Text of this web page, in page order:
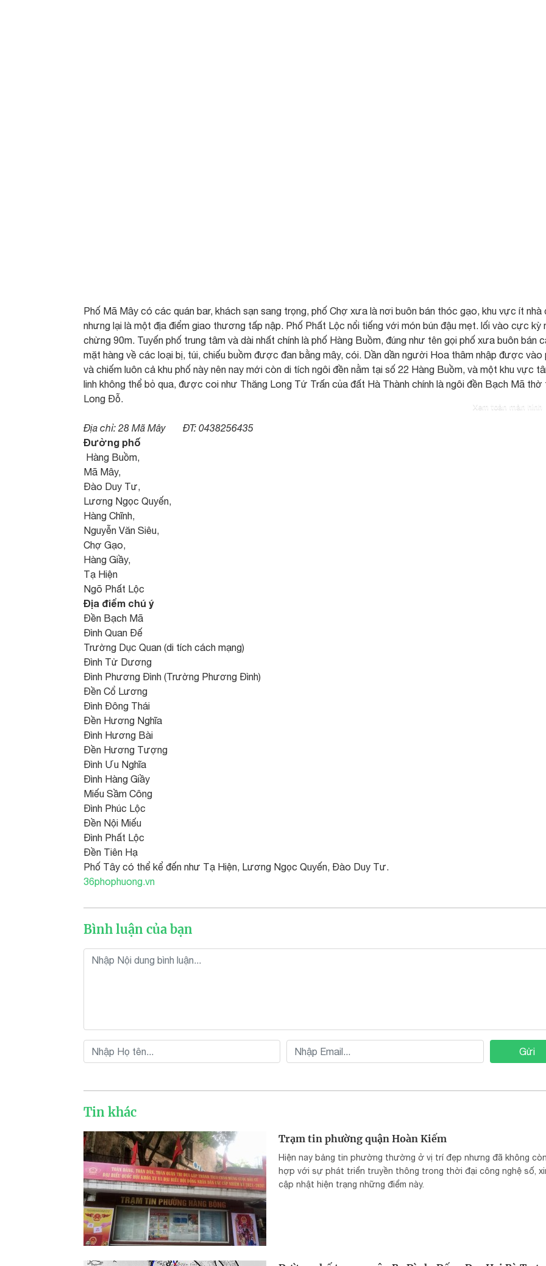
Phố Mã Mây có các quán bar, khách sạn sang trọng, phố Chợ xưa là nơi buôn bán thóc gạo, khu vực ít nhà
nhưng lại là một địa điểm giao thương tấp nập. Phố Phất Lộc nổi tiếng với món bún đậu mẹt. lối vào cực kỳ
chừng 90m. Tuyến phố trung tâm và dài nhất chính là phố Hàng Buồm, đúng như tên gọi phố xưa buôn bán
mặt hàng về các loại bị, túi, chiếu buồm được đan bằng mây, cói. Dần dần người Hoa thâm nhập được vào
và chiếm luôn cả khu phố này nên nay mới còn di tích ngôi đền nằm tại số 22 Hàng Buồm, và một khu vực
linh không thể bỏ qua, được coi như Thăng Long Tứ Trấn của đất Hà Thành chính là ngôi đền Bạch Mã thờ
Long Đỗ.
Xem toàn màn hình
Địa chỉ: 28 Mã Mây ĐT: 0438256435
Đường phố
Hàng Buồm,
Mã Mây,
Đào Duy Tư,
Lương Ngọc Quyến,
Hàng Chĩnh,
Nguyễn Văn Siêu,
Chợ Gạo,
Hàng Giầy,
Tạ Hiện
Ngõ Phất Lộc
Địa điểm chú ý
Đền Bạch Mã
Đình Quan Đế
Trường Dục Quan (di tích cách mạng)
Đình Tử Dương
Đình Phương Đình (Trường Phương Đình)
Đền Cổ Lương
Đình Đông Thái
Đền Hương Nghĩa
Đình Hương Bài
Đền Hương Tượng
Đình Ưu Nghĩa
Đình Hàng Giầy
Miếu Sầm Công
Đình Phúc Lộc
Đền Nội Miếu
Đình Phất Lộc
Đền Tiên Hạ
Phố Tây có thể kể đến như Tạ Hiện, Lương Ngọc Quyến, Đào Duy Tư.
36phophuong.vn
Bình luận của bạn
Gửi
Tin khác
Trạm tin phường quận Hoàn Kiếm
Hiện nay bảng tin phường thường ở vị trí đẹp nhưng đã không
hợp với sự phát triển truyền thông trong thời đại công nghệ số,
cập nhật hiện trạng những điểm này.